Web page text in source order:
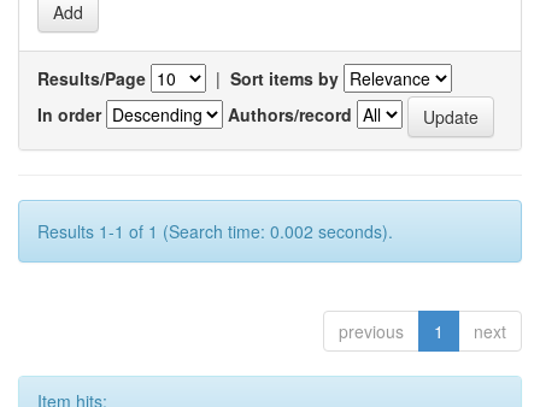
Results/Page | Sort items by
In order
Authors/record
Results 1-1 of 1 (Search time: 0.002 seconds).
previous 1 next
Item hits: